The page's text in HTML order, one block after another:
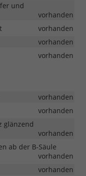
und
vorhanden
vorhanden
vorhanden
vorhanden
vorhanden
vorhanden
glänzend
vorhanden
ab der B-Säule
vorhanden
vorhanden